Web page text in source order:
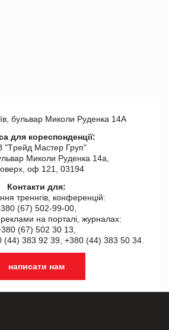
бульвар Миколи Руденка 14А
для кореспонденції:
"Tрейд Мастер Груп"
Миколи Руденка 14а,
оф 121, 03194
Контакти для:
треннгів, конференцій:
(67) 502-99-00,
на порталі, журналах:
(67) 502 30 13,
(44) 383 92 39, +380 (44) 383 50 34.
написати нам